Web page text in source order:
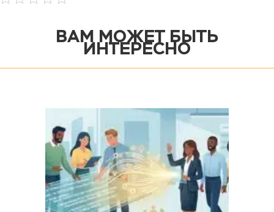
ВАМ МОЖЕТ БЫТЬ
ИНТЕРЕСНО